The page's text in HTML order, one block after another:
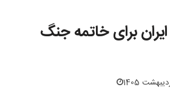
برای خاتمه جنگ